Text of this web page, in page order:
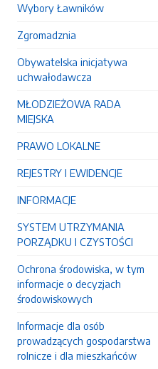
Wybory Ławników
Zgromadznia
Obywatelska inicjatywa
uchwałodawcza
MŁODZIEŻOWA RADA
MIEJSKA
PRAWO LOKALNE
REJESTRY I EWIDENCJE
INFORMACJE
SYSTEM UTRZYMANIA
PORZĄDKU I CZYSTOŚCI
Ochrona środowiska, w tym
informacje o decyzjach
środowiskowych
Informacje dla osób
prowadzących gospodarstwa
rolnicze i dla mieszkańców